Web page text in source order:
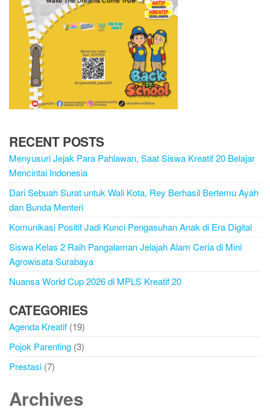
RECENT POSTS
Menyusuri Jejak Para Pahlawan, Saat Siswa Kreatif 20 Belajar
Mencintai Indonesia
Dari Sebuah Surat untuk Wali Kota, Rey Berhasil Bertemu Ayah
dan Bunda Menteri
Komunikasi Positif Jadi Kunci Pengasuhan Anak di Era Digital
Siswa Kelas 2 Raih Pangalaman Jelajah Alam Ceria di Mini
Agrowisata Surabaya
Nuansa World Cup 2026 di MPLS Kreatif 20
CATEGORIES
Agenda Kreatif (19)
Pojok Parenting (3)
Prestasi (7)
Archives